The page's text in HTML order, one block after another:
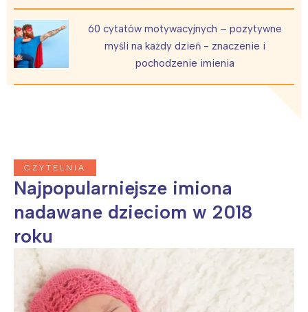
60 cytatów motywacyjnych – pozytywne
myśli na każdy dzień - znaczenie i
pochodzenie imienia
CZYTELNIA
Najpopularniejsze imiona
nadawane dzieciom w 2018
roku